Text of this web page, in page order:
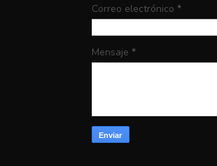
Correo electrónico *
Mensaje *